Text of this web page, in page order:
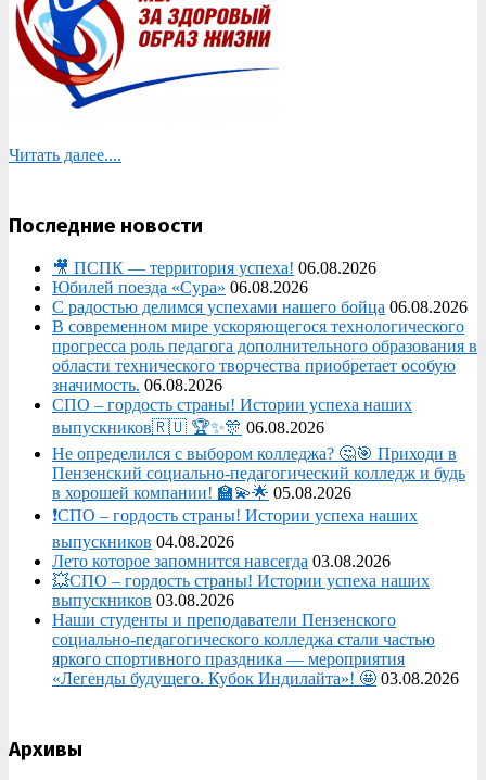
Читать далее....
Последние новости
🎥 ПСПК — территория успеха! 06.08.2026
Юбилей поезда «Сура» 06.08.2026
С радостью делимся успехами нашего бойца 06.08.2026
В современном мире ускоряющегося технологического
прогресса роль педагога дополнительного образования в
области технического творчества приобретает особую
значимость. 06.08.2026
СПО – гордость страны! Истории успеха наших
выпускников🇷🇺 🏆✨🎊 06.08.2026
Не определился с выбором колледжа? 🤔🎯 Приходи в
Пензенский социально-педагогический колледж и будь
в хорошей компании! 🏫💫🌟 05.08.2026
❗СПО – гордость страны! Истории успеха наших
выпускников 04.08.2026
Лето которое запомнится навсегда 03.08.2026
💥СПО – гордость страны! Истории успеха наших
выпускников 03.08.2026
Наши студенты и преподаватели Пензенского
социально‑педагогического колледжа стали частью
яркого спортивного праздника — мероприятия
«Легенды будущего. Кубок Индилайта»! 🤩 03.08.2026
Архивы